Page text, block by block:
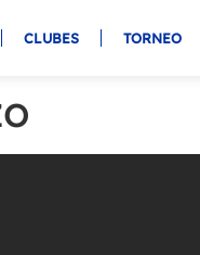
CLUBES TORNEO